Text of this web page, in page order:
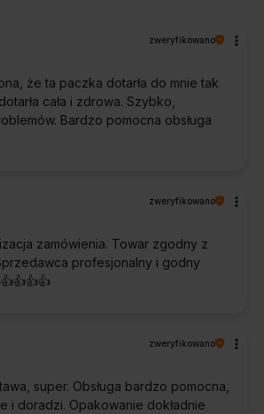
zweryfikowano
że ta paczka dotarła do mnie tak
cała i zdrowa. Szybko,
Bardzo pomocna obsługa
zweryfikowano
zamówienia. Towar zgodny z
profesjonalny i godny
zweryfikowano
super. Obsługa bardzo pomocna,
i doradzi. Opakowanie dokładnie